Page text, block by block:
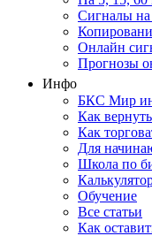
Сигналы на
Онлайн
Прогнозы
Инфо
БКС Мир
Как
Как
Для
Школа по
Обучение
Все статьи
Как